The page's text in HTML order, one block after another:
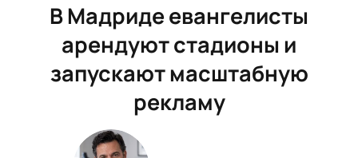
В Мадриде евангелисты
арендуют стадионы и
запускают масштабную
рекламу